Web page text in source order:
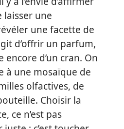
laisser une
une facette de
d’offrir un parfum,
encore d’un cran. On
à une mosaïque de
olfactives, de
Choisir la
ce n’est pas